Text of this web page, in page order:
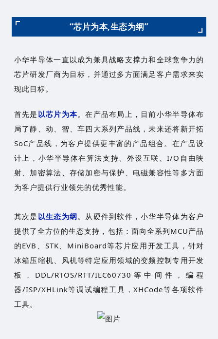
“芯片为本,生态为纲”
小华半导体一直以成为兼具战略支撑力和全球竞争力的
芯片研发厂商为目标，并通过多方面满足客户需求来实
现此目标。
首先是 以芯片为本。在产品布局上，目前小华半导体布
局了静、动、智、车四大系列产品线，未来还将新开拓
SoC产品线，为客户提供更丰富的产品组合。在产品设
计上，小华半导体在算法支持、外设互联、I/O自由映
射、加密算法、存储加密与保护、电磁兼容性等多方面
为客户提供行业领先的优秀性能。
其次是 以生态为纲。从硬件到软件，小华半导体为客户
提供了全方位的生态支持，包括：面向全系列MCU产品
的EVB、STK、MiniBoard等芯片应用开发工具，针对
冰箱压缩机、风机等特定应用领域的变频控制专用开发
板，DDL/RTOS/RTT/IEC60730等中间件，编程
器/ISP/XHLink等调试编程工具，XHCode等各项软件
工具。